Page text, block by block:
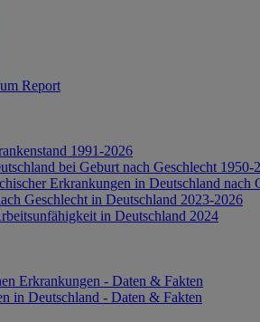
Report
1991-2026
bei Geburt nach Geschlecht 1950-
Erkrankungen in Deutschland nach
Geschlecht in Deutschland 2023-2026
in Deutschland 2024
Erkrankungen - Daten & Fakten
in Deutschland - Daten & Fakten